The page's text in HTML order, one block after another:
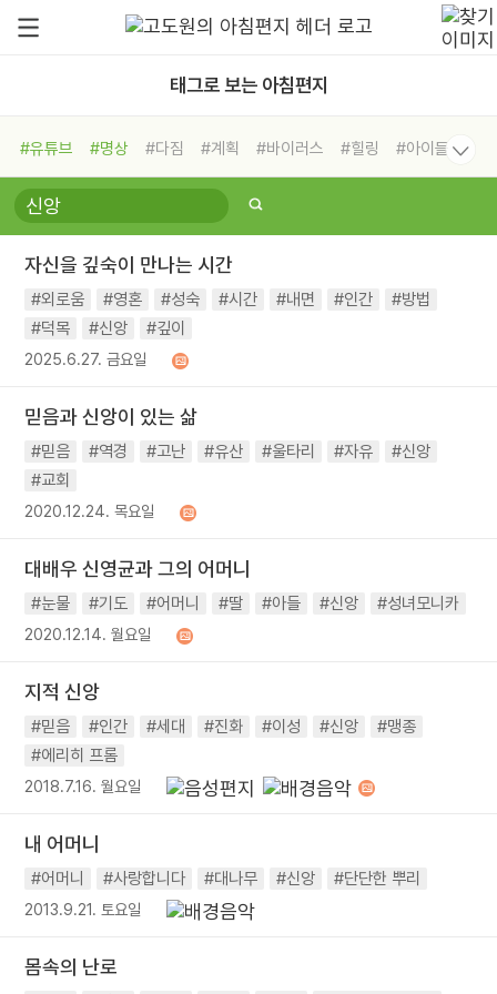
태그로 보는 아침편지
#유튜브 #명상 #다짐 #계획 #바이러스 #힐링
#아이들
#비전캠프
#독서캠프 #삶
#희망
#나눔 #친구 #링컨학교
#독서
#건강 #면역력
자신을 깊숙이 만나는 시간
#외로움 #영혼 #성숙 #시간 #내면 #인간
#방법
#덕목
#신앙 #깊이
2025.6.27. 금요일
믿음과 신앙이 있는 삶
#믿음 #역경 #고난 #유산 #울타리 #자유
#신앙
#교회
2020.12.24. 목요일
대배우 신영균과 그의 어머니
#눈물 #기도 #어머니 #딸 #아들 #신앙 #성녀모니카
2020.12.14. 월요일
지적 신앙
#믿음 #인간 #세대 #진화 #이성 #신앙
#맹종
#에리히 프롬
2018.7.16. 월요일
내 어머니
#어머니 #사랑합니다 #대나무 #신앙 #단단한 뿌리
2013.9.21. 토요일
몸속의 난로